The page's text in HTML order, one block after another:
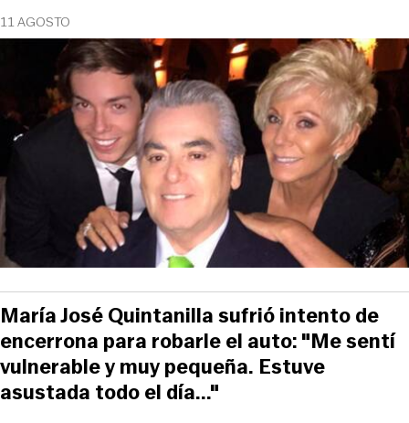
11 AGOSTO
María José Quintanilla sufrió intento de
encerrona para robarle el auto: "Me sentí
vulnerable y muy pequeña. Estuve
asustada todo el día..."